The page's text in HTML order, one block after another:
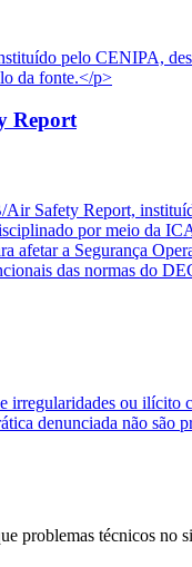
pelo CENIPA,
da fonte.</p>
Report
Safety Report,
por meio da
afetar a Segurança
das normas do
ou ilícito
denunciada não são
problemas técnicos no